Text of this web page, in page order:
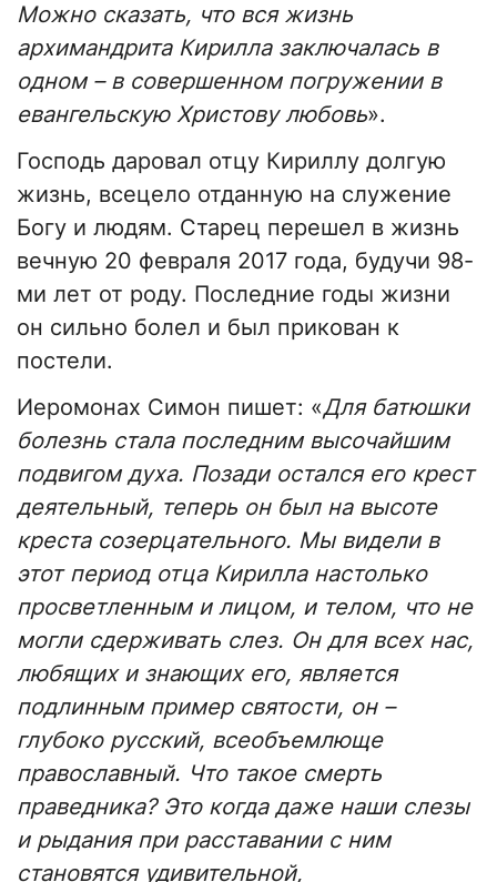
Можно сказать, что вся жизнь
архимандрита Кирилла заключалась в
одном – в совершенном погружении в
евангельскую Христову любовь».
Господь даровал отцу Кириллу долгую
жизнь, всецело отданную на служение
Богу и людям. Старец перешел в жизнь
вечную 20 февраля 2017 года, будучи 98-
ми лет от роду. Последние годы жизни
он сильно болел и был прикован к
постели.
Иеромонах Симон пишет: «Для батюшки
болезнь стала последним высочайшим
подвигом духа. Позади остался его крест
деятельный, теперь он был на высоте
креста созерцательного. Мы видели в
этот период отца Кирилла настолько
просветленным и лицом, и телом, что не
могли сдерживать слез. Он для всех нас,
любящих и знающих его, является
подлинным пример святости, он –
глубоко русский, всеобъемлюще
православный. Что такое смерть
праведника? Это когда даже наши слезы
и рыдания при расставании с ним
становятся удивительной,